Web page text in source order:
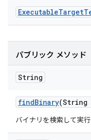
ExecutableTarget
パブリック メソッド
String
findBinary(String
バイナリを検索して実